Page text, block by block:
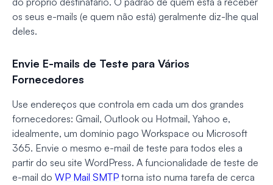
os seus e-mails (e quem não está) geralmente diz-lhe qual
deles.
Envie E-mails de Teste para Vários
Fornecedores
Use endereços que controla em cada um dos grandes
fornecedores: Gmail, Outlook ou Hotmail, Yahoo e,
idealmente, um domínio pago Workspace ou Microsoft
365. Envie o mesmo e-mail de teste para todos eles a
partir do seu site WordPress. A funcionalidade de teste de
e-mail do WP Mail SMTP torna isto numa tarefa de cerca